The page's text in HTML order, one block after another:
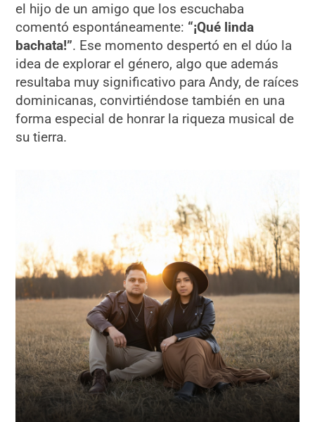
el hijo de un amigo que los escuchaba
comentó espontáneamente: “¡Qué linda
bachata!”. Ese momento despertó en el dúo la
idea de explorar el género, algo que además
resultaba muy significativo para Andy, de raíces
dominicanas, convirtiéndose también en una
forma especial de honrar la riqueza musical de
su tierra.